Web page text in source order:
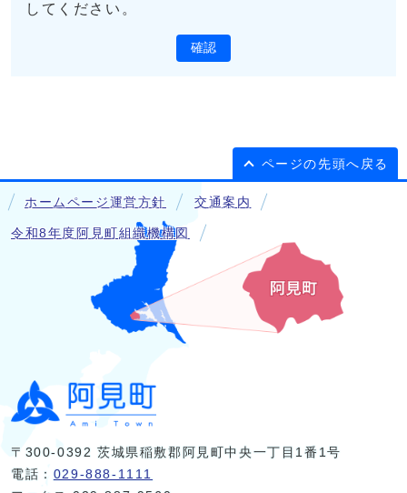
してください。
確認
ページの先頭へ戻る
ホームページ運営方針 交通案内
令和8年度阿見町組織機構図
〒300-0392 茨城県稲敷郡阿見町中央一丁目1番1号
電話： 029-888-1111